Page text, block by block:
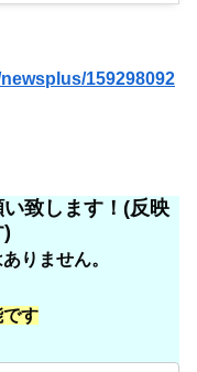
159298092
致します！(反映
りません。
す